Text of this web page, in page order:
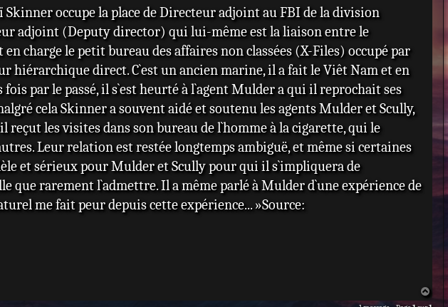
occupe la place de Directeur adjoint au FBI de la division
adjoint (Deputy director) qui lui-même est la liaison entre le
charge le petit bureau des affaires non classées (X-Files) occupé par
hiérarchique direct. C`est un ancien marine, il a fait le Viêt Nam et en
par le passé, il s`est heurté à l`agent Mulder a qui il reprochait ses
cela Skinner a souvent aidé et soutenu les agents Mulder et Scully,
les visites dans son bureau de l`homme à la cigarette, qui le
Leur relation est restée longtemps ambiguë, et même si certaines
et sérieux pour Mulder et Scully pour qui il s`impliquera de
que rarement l`admettre. Il a même parlé à Mulder d`une expérience de
me fait peur depuis cette expérience... »Source: